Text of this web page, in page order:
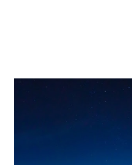
Bandung, jasa eo di Jakarta
INDONESIA akan menjadi
yang akan membantu
kegiatan, penyediaan jasa
outbound gathering, acara